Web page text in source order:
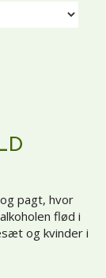
pagt, hvor
flød i
og kvinder i